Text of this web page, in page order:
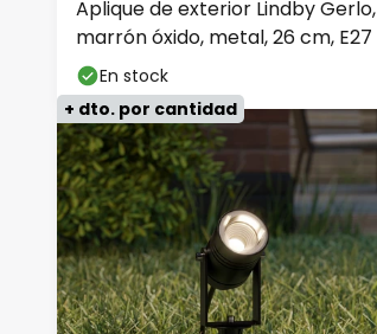
Aplique de exterior Lindby Gerlo,
marrón óxido, metal, 26 cm, E27
En stock
+ dto. por cantidad